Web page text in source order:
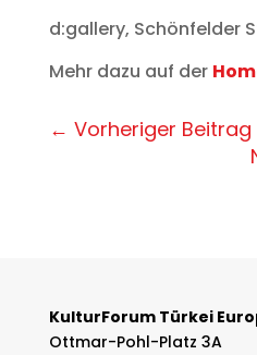
d:gallery, Schönfelder
Mehr dazu auf der
← Vorheriger Beitrag
KulturForum Türkei
Ottmar-Pohl-Platz 3A